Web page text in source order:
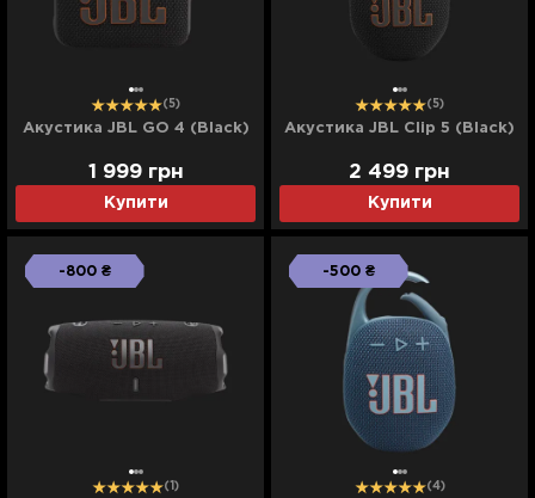
(5)
Акустика JBL GO 4 (Black)
Купити
1 999 грн
(5)
Акустика JBL Clip 5 (Black)
Купити
2 499 грн
-800 ₴
(1)
-500 ₴
(4)